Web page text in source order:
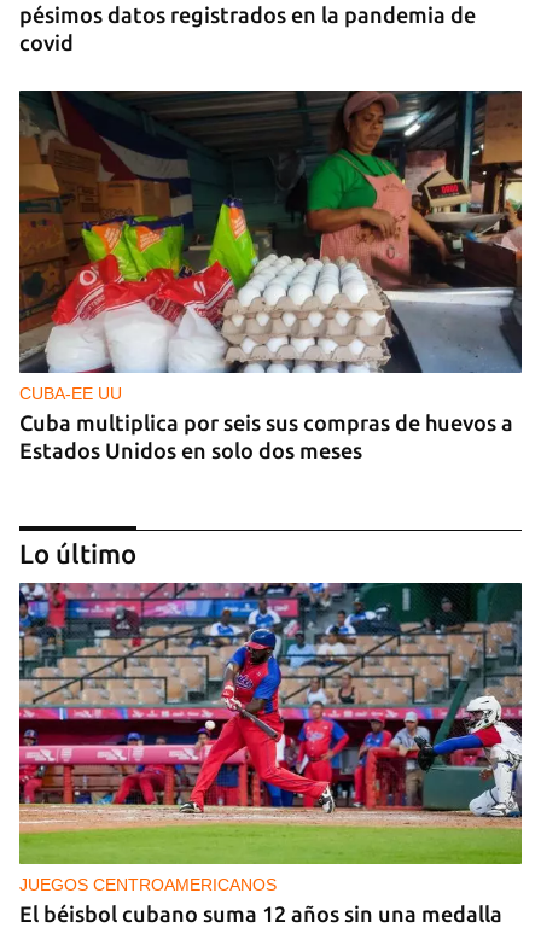
pésimos datos registrados en la pandemia de
covid
CUBA-EE UU
Cuba multiplica por seis sus compras de huevos a
Estados Unidos en solo dos meses
ECONOMÍA
Los economistas calculan que Cuba tardará tres
años en completar una "estabilización de
emergencia"
Lo último
JUEGOS CENTROAMERICANOS
El béisbol cubano suma 12 años sin una medalla